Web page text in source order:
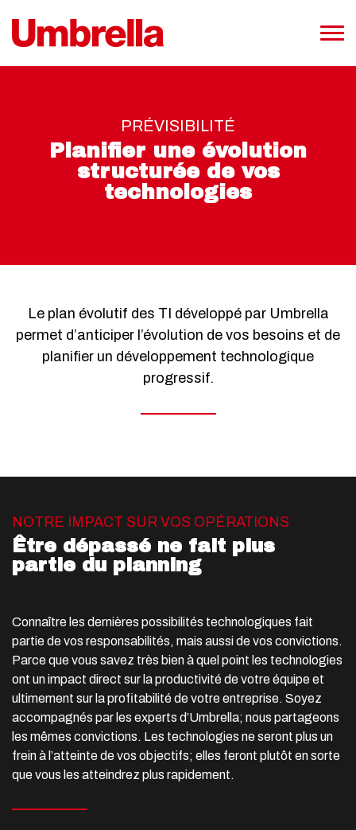
PRÉVISIBILITÉ
Planifier une évolution
structurée de vos
technologies
Le plan évolutif des TI développé par Umbrella
permet d’anticiper l’évolution de vos besoins et de
planifier un développement technologique
progressif.
NOTRE IMPACT SUR VOS OPÉRATIONS
Être dépassé ne fait plus
partie du planning
Connaître les dernières possibilités technologiques fait
partie de vos responsabilités, mais aussi de vos convictions.
Parce que vous savez très bien à quel point les technologies
ont un impact direct sur la productivité de votre équipe et
ultimement sur la profitabilité de votre entreprise. Soyez
accompagnés par les experts d’Umbrella; nous partageons
les mêmes convictions. Les technologies ne seront plus un
frein à l’atteinte de vos objectifs; elles feront plutôt en sorte
que vous les atteindrez plus rapidement.